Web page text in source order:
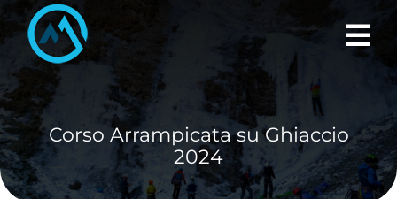
to
content
Corso Arrampicata su Ghiaccio
2024